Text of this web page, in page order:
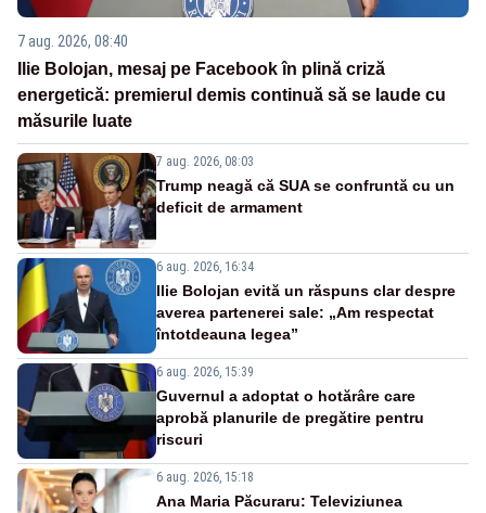
7 aug. 2026, 08:40
Ilie Bolojan, mesaj pe Facebook în plină criză
energetică: premierul demis continuă să se laude cu
măsurile luate
7 aug. 2026, 08:03
Trump neagă că SUA se confruntă cu un
deficit de armament
6 aug. 2026, 16:34
Ilie Bolojan evită un răspuns clar despre
averea partenerei sale: „Am respectat
întotdeauna legea”
6 aug. 2026, 15:39
Guvernul a adoptat o hotărâre care
aprobă planurile de pregătire pentru
riscuri
6 aug. 2026, 15:18
Ana Maria Păcuraru: Televiziunea